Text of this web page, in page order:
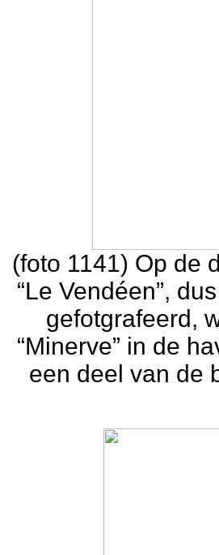
(foto 1141) Op de
“Le Vendéen”,
gefotgrafeerd,
“Minerve” in de
een deel van de